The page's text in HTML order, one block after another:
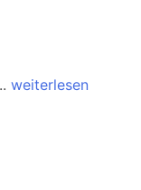
weiterlesen